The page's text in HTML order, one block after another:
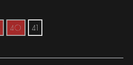
40 41